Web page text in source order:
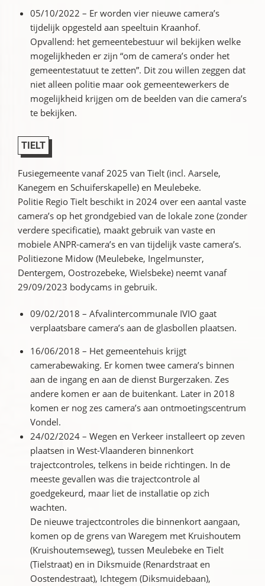
05/10/2022 – Er worden vier nieuwe camera’s
tijdelijk opgesteld aan speeltuin Kraanhof.
Opvallend: het gemeentebestuur wil bekijken welke
mogelijkheden er zijn “om de camera’s onder het
gemeentestatuut te zetten”. Dit zou willen zeggen dat
niet alleen politie maar ook gemeentewerkers de
mogelijkheid krijgen om de beelden van die camera’s
te bekijken.
TIELT
Fusiegemeente vanaf 2025 van Tielt (incl. Aarsele,
Kanegem en Schuiferskapelle) en Meulebeke.
Politie Regio Tielt beschikt in 2024 over een aantal vaste
camera’s op het grondgebied van de lokale zone (zonder
verdere specificatie), maakt gebruik van vaste en
mobiele ANPR-camera’s en van tijdelijk vaste camera’s.
Politiezone Midow (Meulebeke, Ingelmunster,
Dentergem, Oostrozebeke, Wielsbeke) neemt vanaf
29/09/2023 bodycams in gebruik.
09/02/2018 – Afvalintercommunale IVIO gaat
verplaatsbare camera’s aan de glasbollen plaatsen.
16/06/2018 – Het gemeentehuis krijgt
camerabewaking. Er komen twee camera’s binnen
aan de ingang en aan de dienst Burgerzaken. Zes
andere komen er aan de buitenkant. Later in 2018
komen er nog zes camera’s aan ontmoetingscentrum
Vondel.
24/02/2024 – Wegen en Verkeer installeert op zeven
plaatsen in West-Vlaanderen binnenkort
trajectcontroles, telkens in beide richtingen. In de
meeste gevallen was die trajectcontrole al
goedgekeurd, maar liet de installatie op zich
wachten.
De nieuwe trajectcontroles die binnenkort aangaan,
komen op de grens van Waregem met Kruishoutem
(Kruishoutemseweg), tussen Meulebeke en Tielt
(Tielstraat) en in Diksmuide (Renardstraat en
Oostendestraat), Ichtegem (Diksmuidebaan),